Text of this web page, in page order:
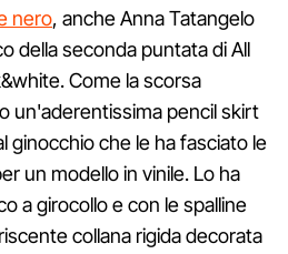
nero, anche Anna Tatangelo
della seconda puntata di All
Come la scorsa
un'aderentissima pencil skirt
ginocchio che le ha fasciato le
un modello in vinile. Lo ha
a girocollo e con le spalline
collana rigida decorata